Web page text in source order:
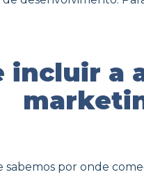
incluir a
por onde